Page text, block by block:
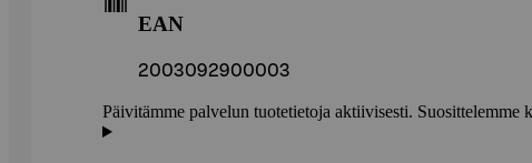
EAN
2003092900003
Päivitämme palvelun tuotetietoja aktiivisesti. Suosittelemme